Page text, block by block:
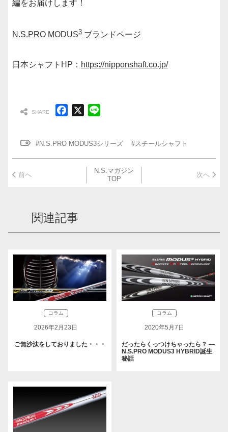
編をお届けします！
N.S.PRO MODUS3 ブランドページ
日本シャフトHP： https://nipponshaft.co.jp/
e
b
e
#N.S.PRO MODUS3シリーズ #スチールシャフト
前へ
N.S.マガジン
TOP
次へ
関連記事
コラム
2026年2月23日
ご無沙汰をしておりました・・・
コラム
2020年5月7日
だったらくっつけちゃったら？ ―
N.S.PRO MODUS3 HYBRID誕生
秘話